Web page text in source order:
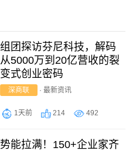
组团探访芬尼科技，解码
从5000万到20亿营收的裂
变式创业密码
深商联 ·最新资讯
1天前 214 492
势能拉满！150+企业家齐